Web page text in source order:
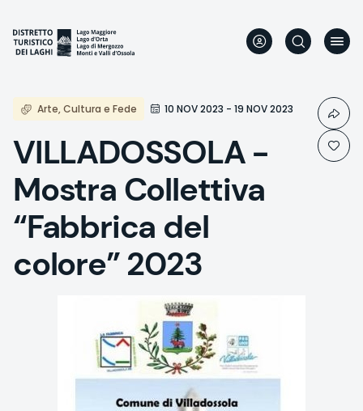
contenu
principal
Arte, Cultura e Fede 10 NOV 2023 - 19 NOV 2023
VILLADOSSOLA -
Mostra Collettiva
“Fabbrica del
colore” 2023